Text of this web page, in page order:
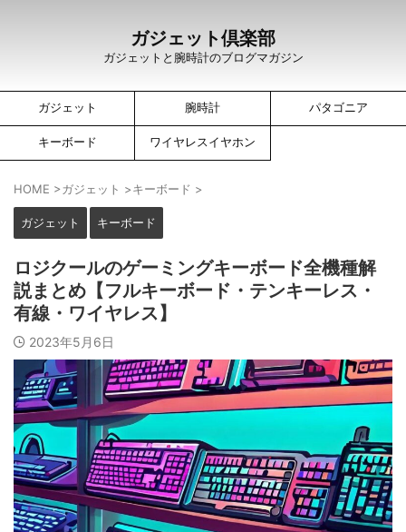
ガジェット倶楽部
ガジェットと腕時計のブログマガジン
ガジェット 腕時計 パタゴニア
キーボード ワイヤレスイヤホン
HOME >ガジェット >キーボード >
ガジェット キーボード
ロジクールのゲーミングキーボード全機種解
説まとめ【フルキーボード・テンキーレス・
有線・ワイヤレス】
2023年5月6日